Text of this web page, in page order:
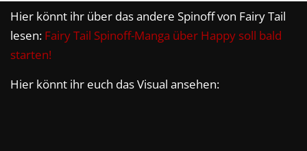
Hier könnt ihr über das andere Spinoff von Fairy Tail
lesen: Fairy Tail Spinoff-Manga über Happy soll bald
starten!
Hier könnt ihr euch das Visual ansehen: